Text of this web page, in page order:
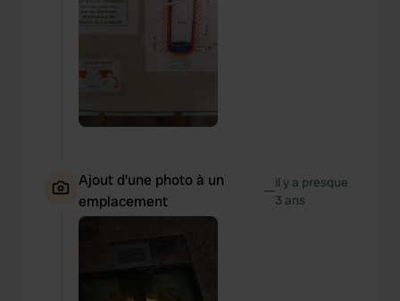
Ajout d'une photo à un
emplacement
—il y a presque
3 ans